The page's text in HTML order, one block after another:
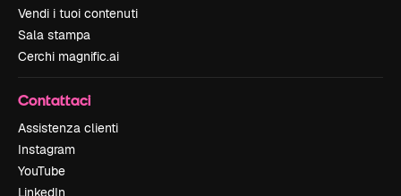
Vendi i tuoi contenuti
Sala stampa
Cerchi magnific.ai
Contattaci
Assistenza clienti
Instagram
YouTube
LinkedIn